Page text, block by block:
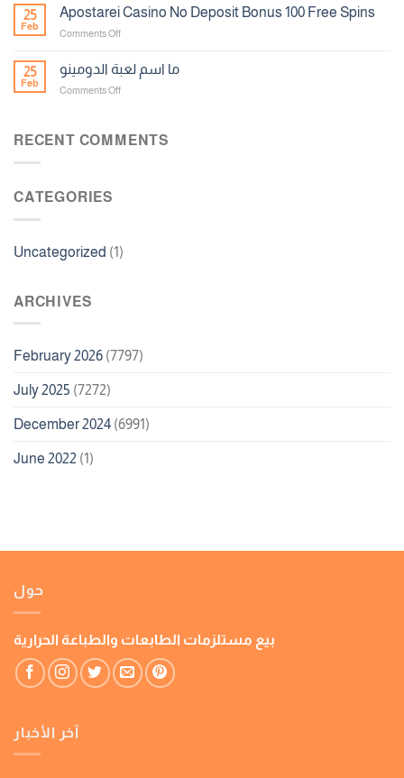
لعبة
25
Feb
Apostarei Casino No Deposit Bonus 100 Free Spins
Comments Offon
Casino
No
Free
25
Feb
ما اسم لعبة الدومينو
Comments Offon
لعبة
RECENT COMMENTS
CATEGORIES
Uncategorized (1)
ARCHIVES
February 2026 (7797)
July 2025 (7272)
December 2024 (6991)
June 2022 (1)
حول
بيع مستلزمات الطابعات والطباعة الحرارية
آخر الأخبار